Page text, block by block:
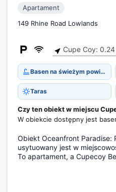
Apartament
149 Rhine Road Lowlands
Cupe Coy:
Basen na świeżym powietrzu
Taras
Czy ten obiekt w miejscu
W obiekcie dostępny jest
Obiekt Oceanfront Paradise:
usytuowany jest w
To apartament, a Cupecoy